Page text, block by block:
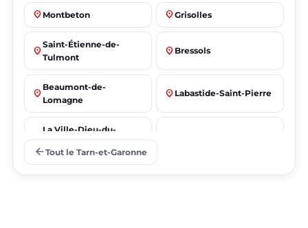
place Montbeton place Grisolles
place
Saint-Étienne-de-
Tulmont
place Bressols
place
Beaumont-de-
Lomagne
place Labastide-Saint-Pierre
La Ville-Dieu-du-
arrow_back Tout le Tarn-et-Garonne